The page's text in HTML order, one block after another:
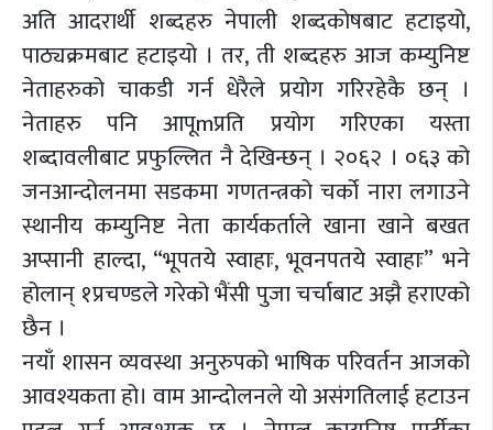
अति आदरार्थी शब्दहरु नेपाली शब्दकोषबाट हटाइयो,
पाठ्यक्रमबाट हटाइयो । तर, ती शब्दहरु आज कम्युनिष्ट
नेताहरुको चाकडी गर्न धेरैले प्रयोग गरिरहेकै छन् ।
नेताहरु पनि आपूmप्रति प्रयोग गरिएका यस्ता
शब्दावलीबाट प्रफुल्लित नै देखिन्छन् । २०६२ । ०६३ को
जनआन्दोलनमा सडकमा गणतन्त्रको चर्को नारा लगाउने
स्थानीय कम्युनिष्ट नेता कार्यकर्ताले खाना खाने बखत
अप्सानी हाल्दा, “भूपतये स्वाहाः, भूवनपतये स्वाहाः” भने
होलान् १प्रचण्डले गरेको भैंसी पुजा चर्चाबाट अझै हराएको
छैन ।
नयाँ शासन व्यवस्था अनुरुपको भाषिक परिवर्तन आजको
आवश्यकता हो। वाम आन्दोलनले यो असंगतिलाई हटाउन